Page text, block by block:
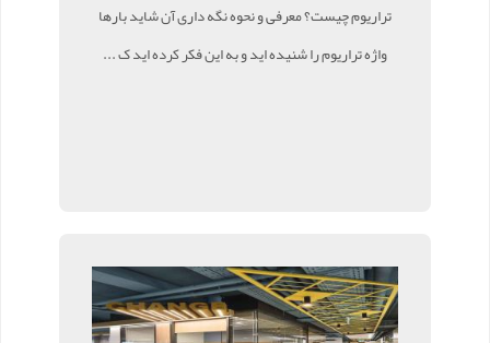
تراریوم چیست؟ معرفی و نحوه نگه داری آن شاید بارها
واژه تراریوم را شنیده اید و به این فکر کرده اید ک ...